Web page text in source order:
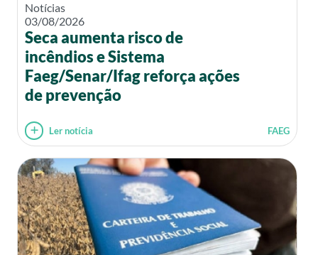
Notícias
03/08/2026
Seca aumenta risco de
incêndios e Sistema
Faeg/Senar/Ifag reforça ações
de prevenção
Ler notícia FAEG